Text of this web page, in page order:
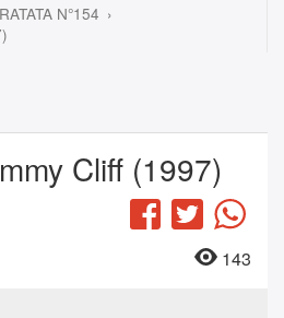
N°154
Cliff (1997)
Facebook
Twitter
143